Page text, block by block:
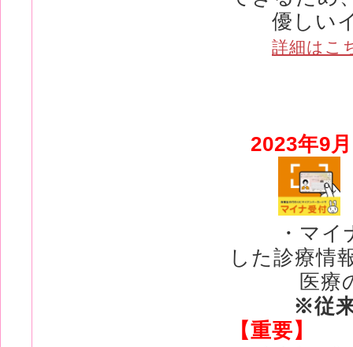
優しいイ
詳細はこ
2023年9月
・マイナ
した診療情
医療の提
※従来の
【重要】